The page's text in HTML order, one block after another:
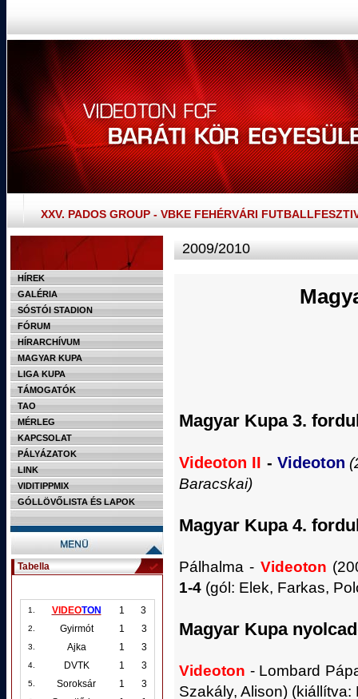
XXV. PADOS GROUP - VBKE FEHÉRVÁRI
HÍREK
GALÉRIA
SÓSTÓI STADION
FÓRUM
HÍRARCHÍVUM
MAGYAR KUPA
LIGA KUPA
TÁMOGATÓK
TAO
MÉRLEG
KAPCSOLAT
PÁLYÁZATOK
LINK
VIDITIPPMIX
GÓLLÖVŐLISTA ÉS LAPOK
Tabella
1. VIDEOTON 1 3
2. Gyirmót 1 3
3. Ajka 1 3
4. DVTK 1 3
5. Soroksár 1 3
2009/2010
Magyar Kupa 3.
Videoton II -Videoton
Baracskai)
Magyar Kupa 4.
Pálhalma - Videoton
1-4 (gól: Elek, Farkas,
Magyar Kupa
Videoton - Lombard
Szakály, Alison) (kiállítva: